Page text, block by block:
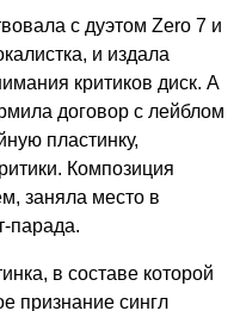
с дуэтом Zero 7 и
и издала
критиков диск. А
договор с лейблом
пластинку,
Композиция
заняла место в
парада.
в составе которой
признание сингл